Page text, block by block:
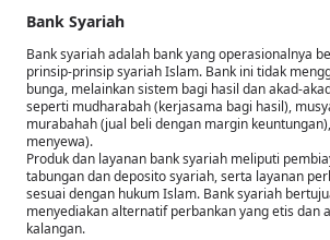
Bank Syariah
Bank syariah adalah bank yang operasionalnya
prinsip-prinsip syariah Islam. Bank ini tidak
bunga, melainkan sistem bagi hasil dan akad-
seperti mudharabah (kerjasama bagi hasil),
murabahah (jual beli dengan margin
menyewa).
Produk dan layanan bank syariah meliputi
tabungan dan deposito syariah, serta layanan
sesuai dengan hukum Islam. Bank syariah
menyediakan alternatif perbankan yang etis dan
kalangan.